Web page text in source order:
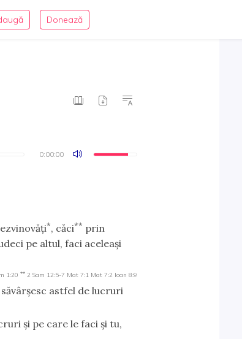
Donează
0:00:00
0:00:00
*, căci** prin
pe altul, faci aceleaşi
1:20 ** 2 Sam 12:5-7 Mat 7:1 Mat 7:2 Ioan 8:9
astfel de lucruri
şi pe care le faci şi tu,